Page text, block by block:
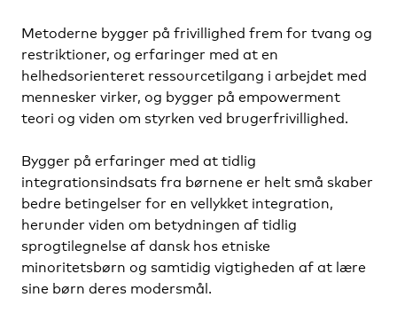
Metoderne bygger på frivillighed frem for tvang og
restriktioner, og erfaringer med at en
helhedsorienteret ressourcetilgang i arbejdet med
mennesker virker, og bygger på empowerment
teori og viden om styrken ved brugerfrivillighed.
Bygger på erfaringer med at tidlig
integrationsindsats fra børnene er helt små skaber
bedre betingelser for en vellykket integration,
herunder viden om betydningen af tidlig
sprogtilegnelse af dansk hos etniske
minoritetsbørn og samtidig vigtigheden af at lære
sine børn deres modersmål.